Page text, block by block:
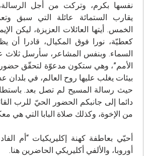
نفسها بكرم، وتركت من أجل
يقارب الستمائة عائلة التي سبق
الخمس. أيتها العائلات العزيزة، ليكن
كعطيّة، نورا فوق المكيال، قادرا أن
السماء. وبنفس المشاعر، سأرسل ثلاث
الأمم”، وهي ستكون مدعوّة لتحقّق
بيئات يغلب عليها روح العالم، في بلدان
حيث رسالة المسيح لم تصل بعد.
دائما إلى جانبكم الحضور الحيّ للرب
من الإخوة، وكذلك صلاة البابا التي هي
أحيّي بعاطفة كهنة إكليريكيات “أم
أوروبا، والألفي أكليريكي الحاضرين هنا.